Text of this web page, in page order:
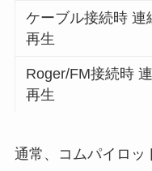
ケーブル接続時 連
再生
Roger/FM接続時
再生
通常、コムパイロ